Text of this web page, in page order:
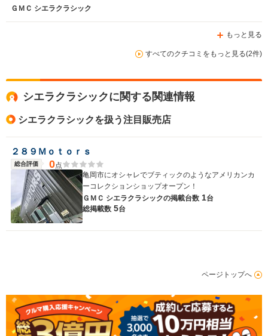
FF、4WD
4295cc
4WD
ＧＭＣ シエラクラシック
もっと見る
すべてのクチコミをもっと見る(2件)
シエラクラシックに関する関連情報
シエラクラシックを扱う注目販売店
２８９Ｍｏｔｏｒｓ
総合評価 0点
亀岡市にオシャレでブティックのようなアメリカンカ
ーコレクションショップオープン！
ＧＭＣ シエラクラシックの掲載台数 1台
総掲載数 5台
ページトップへ